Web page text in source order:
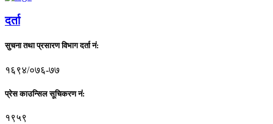
दर्ता
सुचना तथा प्रसारण विभाग दर्ता नं:
१६९४/०७६-७७
प्रेस काउन्सिल सूचिकरण नं:
१९५९